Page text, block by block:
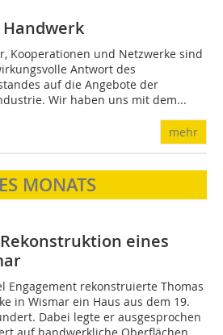
Kooperationen und Netzwerke sind
Antwort des
auf die Angebote der
Wir haben uns mit dem...
mehr
MONATS
eines
Engagement rekonstruierte Thomas
in Wismar ein Haus aus dem 19.
Dabei legte er ausgesprochen